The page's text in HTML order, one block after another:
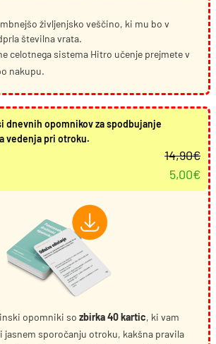
življenjsko veščino, ki mu bo v
številna vrata.
celotnega sistema Hitro učenje prejmete v
nakupu.
dnevnih opomnikov za spodbujanje
vedenja pri otroku.
14,90€
5,00€
opomniki so zbirka 40 kartic, ki vam
jasnem sporočanju otroku, kakšna pravila